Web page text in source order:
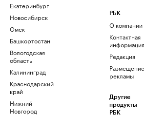
Екатеринбург
Новосибирск
Омск
Башкортостан
Вологодская
область
Калининград
Краснодарский
край
Нижний
Новгород
РБК
О компании
Контактная
информация
Редакция
Размещение
рекламы
Другие
продукты
РБК